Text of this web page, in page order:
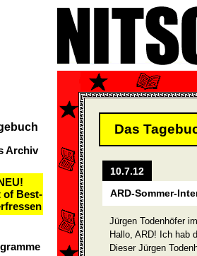
Archiv
of Best-
Das
10.7.12
ARD-Sommer-
Jürgen Todenhöfer
Hallo, ARD! Ich hab
Dieser Jürgen